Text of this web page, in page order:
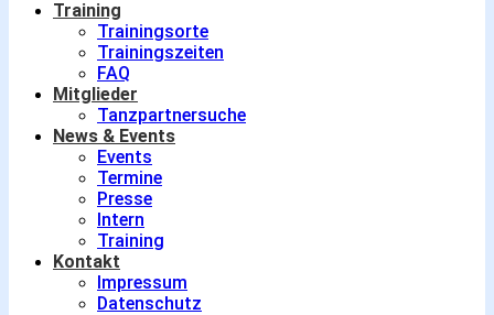
Training
Trainingsorte
Trainingszeiten
FAQ
Mitglieder
Tanzpartnersuche
News & Events
Events
Termine
Presse
Intern
Training
Kontakt
Impressum
Datenschutz